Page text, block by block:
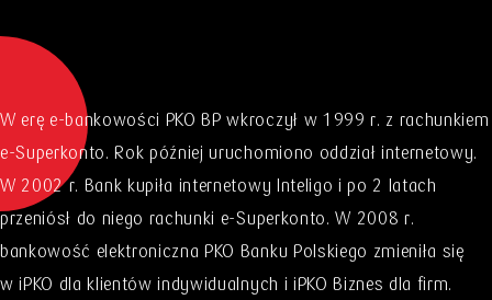
W erę e-bankowości PKO BP wkroczył w 1999 r. z rachunkiem
e-Superkonto. Rok później uruchomiono oddział internetowy.
W 2002 r. Bank kupiła internetowy Inteligo i po 2 latach
przeniósł do niego rachunki e-Superkonto. W 2008 r.
bankowość elektroniczna PKO Banku Polskiego zmieniła się
w iPKO dla klientów indywidualnych i iPKO Biznes dla firm.